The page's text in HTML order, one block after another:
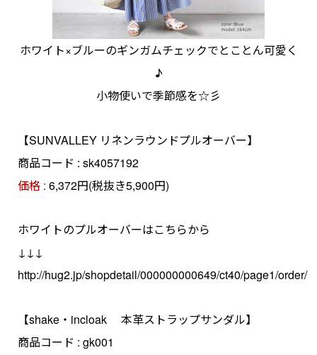
ホワイト×ブルーのギンガムチェックでとことん可愛く
♪
小物使いで季節感を☆彡
【SUNVALLEY リネンラウンドプルオーバー】
商品コード : sk4057192
価格 : 6,372円(税抜き5,900円)
ホワイトのプルオーバーはこちらから
↓↓↓
http://hug2.jp/shopdetail/000000000649/ct40/page1/order/
【shake・incloak 本革ストラップサンダル】
商品コード : gk001